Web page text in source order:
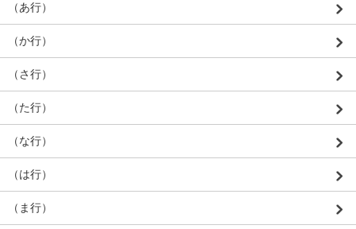
（あ行）
（か行）
（さ行）
（た行）
（な行）
（は行）
（ま行）